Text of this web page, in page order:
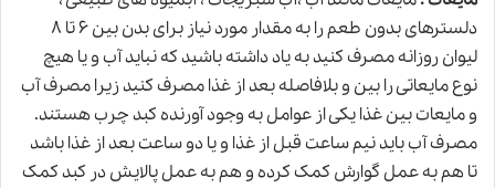
دلسترهای بدون طعم را به مقدار مورد نیاز برای بدن بین ۶ تا ۸
لیوان روزانه مصرف کنید به یاد داشته باشید که نباید آب و یا هیچ
نوع مایعاتی را بین و بلافاصله بعد از غذا مصرف کنید زیرا مصرف آب
و مایعات بین غذا یکی از عوامل به وجود آورنده کبد چرب هستند.
مصرف آب باید نیم ساعت قبل از غذا و یا دو ساعت بعد از غذا باشد
تا هم به عمل گوارش کمک کرده و هم به عمل پالایش در کبد کمک